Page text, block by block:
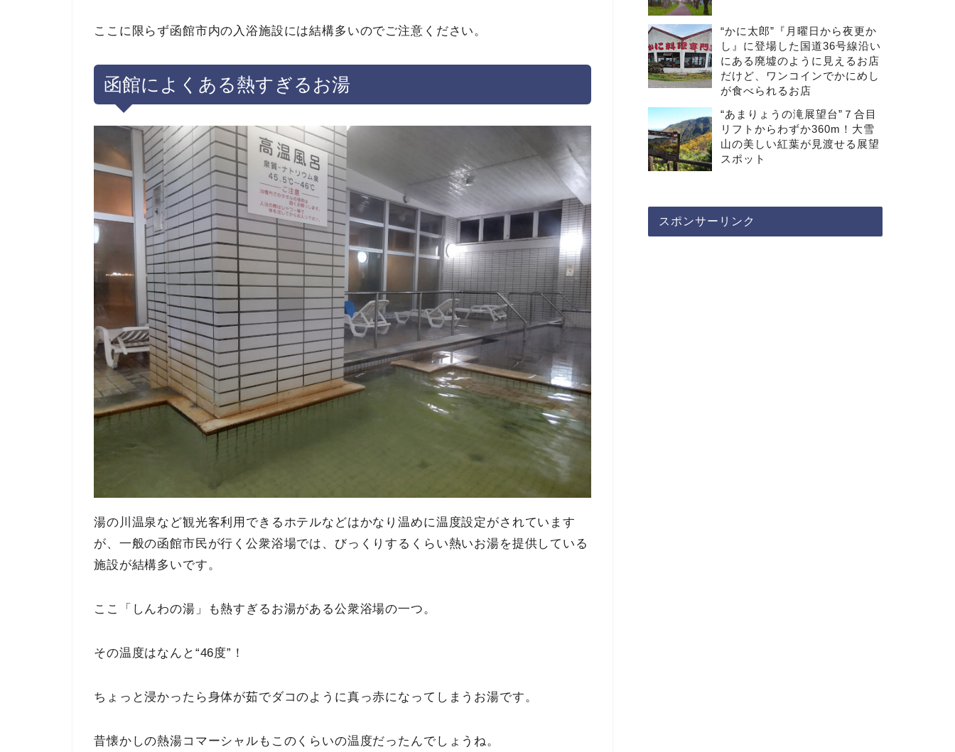
ここに限らず函館市内の入浴施設には結構多いのでご注意ください。
函館によくある熱すぎるお湯
湯の川温泉など観光客利用できるホテルなどはかなり温めに温度設定がされています
が、一般の函館市民が行く公衆浴場では、びっくりするくらい熱いお湯を提供している
施設が結構多いです。
ここ「しんわの湯」も熱すぎるお湯がある公衆浴場の一つ。
その温度はなんと“46度”！
ちょっと浸かったら身体が茹でダコのように真っ赤になってしまうお湯です。
昔懐かしの熱湯コマーシャルもこのくらいの温度だったんでしょうね。
“かに太郎”『月曜日から夜更か
し』に登場した国道36号線沿い
にある廃墟のように見えるお店
だけど、ワンコインでかにめし
が食べられるお店
“あまりょうの滝展望台”７合目
リフトからわずか360m！大雪
山の美しい紅葉が見渡せる展望
スポット
スポンサーリンク